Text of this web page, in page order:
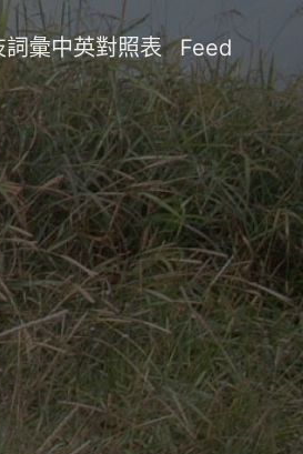
詞彙中英對照表 Feed